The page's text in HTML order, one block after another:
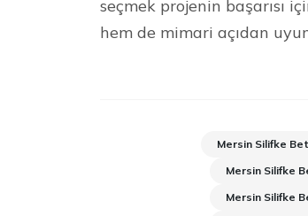
seçmek projenin başarısı
hem de mimari açıdan
Mersin Silifke
Mersin Silifke
Mersin Silifke